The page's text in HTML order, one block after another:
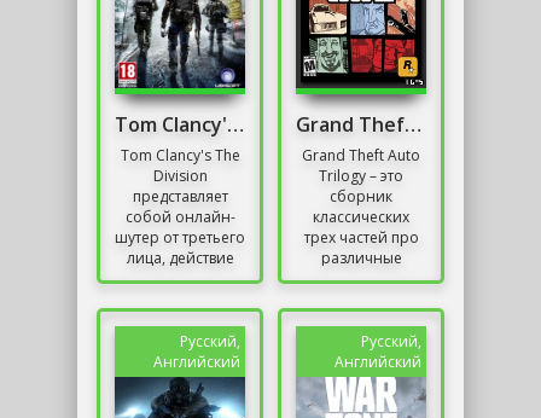
Tom Clancy's The Division
Tom Clancy's The
Division
представляет
собой онлайн-
шутер от третьего
лица, действие
которого
постапокалиптическом
Нью-Йорке,...
Grand Theft Auto Trilogy
Grand Theft Auto
Trilogy – это
сборник
классических
трех частей про
различные
деяния
занимаются
разными делами
с собственными...
Русский,
Английский
Русский,
Английский